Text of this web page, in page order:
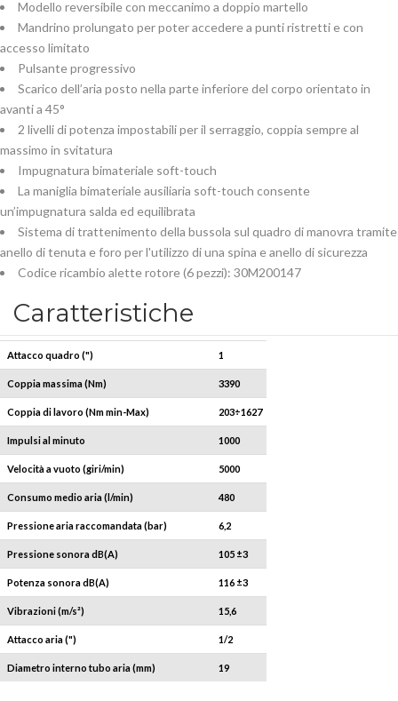
Modello reversibile con meccanimo a doppio martello
Mandrino prolungato per poter accedere a punti ristretti e con
accesso limitato
Pulsante progressivo
Scarico dell’aria posto nella parte inferiore del corpo orientato in
avanti a 45°
2 livelli di potenza impostabili per il serraggio, coppia sempre al
massimo in svitatura
Impugnatura bimateriale soft-touch
La maniglia bimateriale ausiliaria soft-touch consente
un’impugnatura salda ed equilibrata
Sistema di trattenimento della bussola sul quadro di manovra tramite
anello di tenuta e foro per l'utilizzo di una spina e anello di sicurezza
Codice ricambio alette rotore (6 pezzi): 30M200147
Caratteristiche
Attacco quadro (") 1
Coppia massima (Nm) 3390
Coppia di lavoro (Nm min-Max) 203÷1627
Impulsi al minuto 1000
Velocità a vuoto (giri/min) 5000
Consumo medio aria (l/min) 480
Pressione aria raccomandata (bar) 6,2
Pressione sonora dB(A) 105 ±3
Potenza sonora dB(A) 116 ±3
Vibrazioni (m/s²) 15,6
Attacco aria (") 1/2
Diametro interno tubo aria (mm) 19